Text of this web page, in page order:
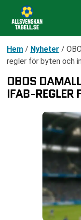
Hem / Nyheter /
regler för byten och
OBOS
IFAB-REGLER